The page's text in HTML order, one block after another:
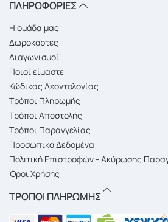
ΠΛΗΡΟΦΟΡΙΕΣ
Η ομάδα μας
Δωροκάρτες
Διαγωνισμοί
Ποιοί είμαστε
Κώδικας Δεοντολογίας
Τρόποι Πληρωμής
Τρόποι Αποστολής
Τρόποι Παραγγελίας
Προσωπικά Δεδομένα
Πολιτική Επιστροφών - Ακύρωσης
Όροι Χρήσης
ΤΡΟΠΟΙ ΠΛΗΡΩΜΗΣ